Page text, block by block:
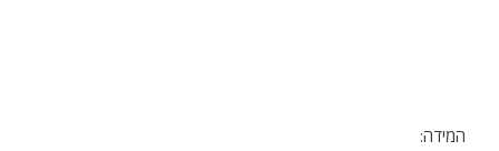
המידה: